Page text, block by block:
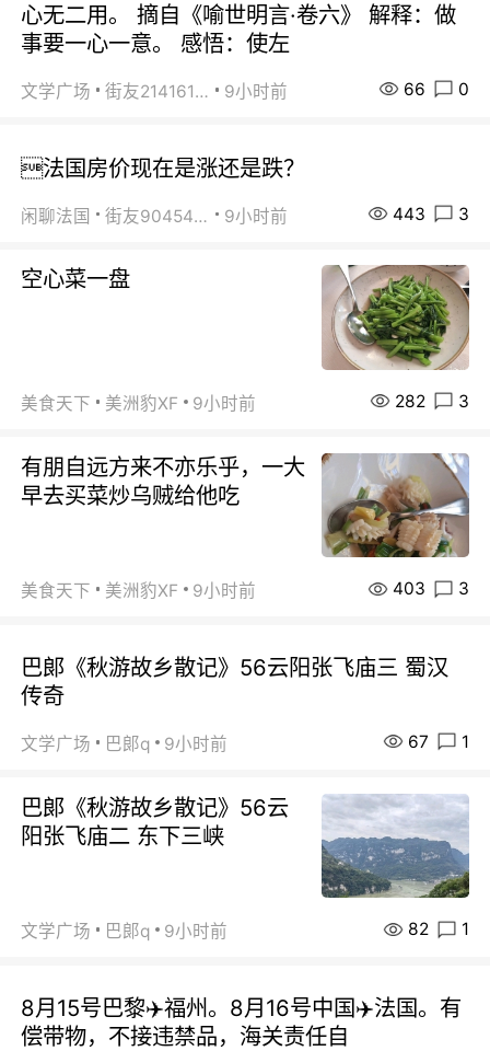
心无二用。 摘自《喻世明言·卷六》 解释：做
事要一心一意。 感悟：使左
文学广场 街友21416156 9小时前 66 0
法国房价现在是涨还是跌？
闲聊法国 街友90454511 9小时前 443 3
空心菜一盘
美食天下 美洲豹XF 9小时前 282 3
有朋自远方来不亦乐乎，一大
早去买菜炒乌贼给他吃
美食天下 美洲豹XF 9小时前 403 3
巴郞《秋游故乡散记》56云阳张飞庙三 蜀汉
传奇
文学广场 巴郞q 9小时前 67 1
巴郞《秋游故乡散记》56云
阳张飞庙二 东下三峡
文学广场 巴郞q 9小时前 82 1
8月15号巴黎✈️福州。8月16号中国✈️法国。有
偿带物，不接违禁品，海关责任自